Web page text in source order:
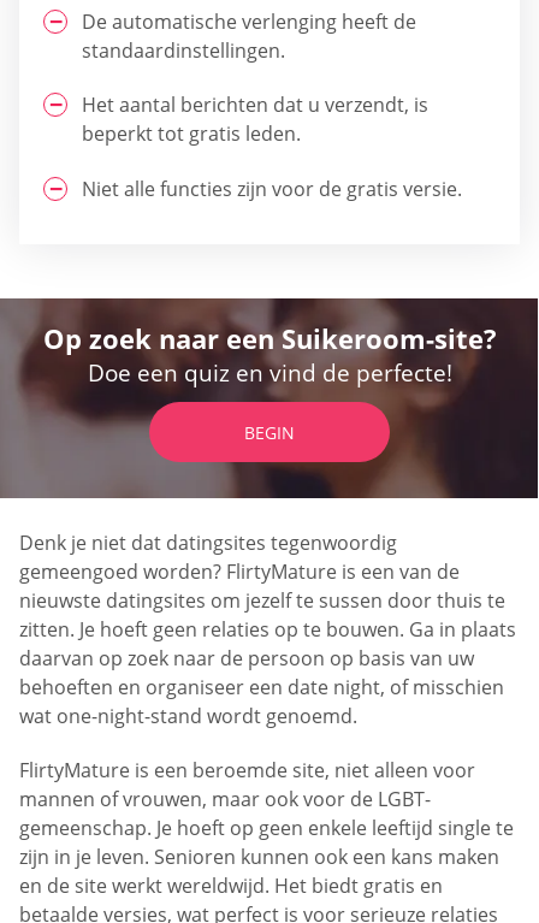
De automatische verlenging heeft de
standaardinstellingen.
Het aantal berichten dat u verzendt, is
beperkt tot gratis leden.
Niet alle functies zijn voor de gratis versie.
Op zoek naar een Suikeroom-site?
Doe een quiz en vind de perfecte!
BEGIN
Denk je niet dat datingsites tegenwoordig
gemeengoed worden? FlirtyMature is een van de
nieuwste datingsites om jezelf te sussen door thuis te
zitten. Je hoeft geen relaties op te bouwen. Ga in plaats
daarvan op zoek naar de persoon op basis van uw
behoeften en organiseer een date night, of misschien
wat one-night-stand wordt genoemd.
FlirtyMature is een beroemde site, niet alleen voor
mannen of vrouwen, maar ook voor de LGBT-
gemeenschap. Je hoeft op geen enkele leeftijd single te
zijn in je leven. Senioren kunnen ook een kans maken
en de site werkt wereldwijd. Het biedt gratis en
betaalde versies, wat perfect is voor serieuze relaties